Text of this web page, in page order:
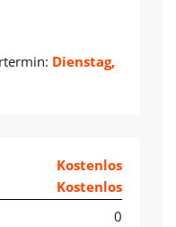
Dienstag,
Kostenlos
Kostenlos
0